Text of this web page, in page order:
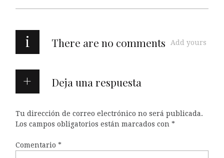
i There are no comments Add yours
Deja una respuesta
Tu dirección de correo electrónico no será publicada.
Los campos obligatorios están marcados con *
Comentario *